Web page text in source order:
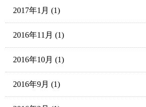
2017年1月 (1)
2016年11月 (1)
2016年10月 (1)
2016年9月 (1)